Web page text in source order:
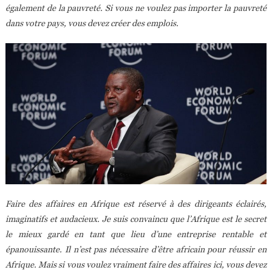
également de la pauvreté. Si vous ne voulez pas importer la pauvreté
dans votre pays, vous devez créer des emplois.
Faire des affaires en Afrique est réservé à des dirigeants éclairés,
imaginatifs et audacieux. Je suis convaincu que l’Afrique est le secret
le mieux gardé en tant que lieu d’une entreprise rentable et
épanouissante. Il n’est pas nécessaire d’être africain pour réussir en
Afrique. Mais si vous voulez vraiment faire des affaires ici, vous devez